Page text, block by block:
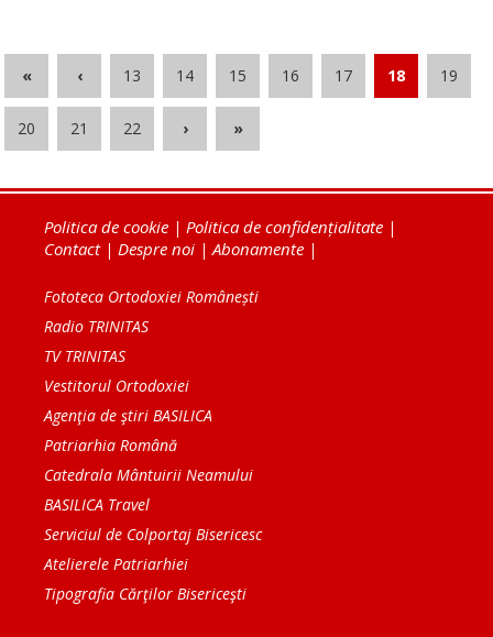
« ‹ 13 14 15 16 17 18 19
20 21 22 › »
Politica de cookie | Politica de confidențialitate |
Contact| Despre noi |Abonamente |
Fototeca Ortodoxiei Românești
Radio TRINITAS
TV TRINITAS
Vestitorul Ortodoxiei
Agenţia de ştiri BASILICA
Patriarhia Română
Catedrala Mântuirii Neamului
BASILICA Travel
Serviciul de Colportaj Bisericesc
Atelierele Patriarhiei
Tipografia Cărţilor Bisericeşti